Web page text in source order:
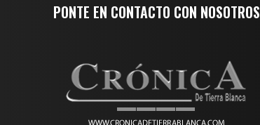
PONTE EN CONTACTO CON NOSOTROS